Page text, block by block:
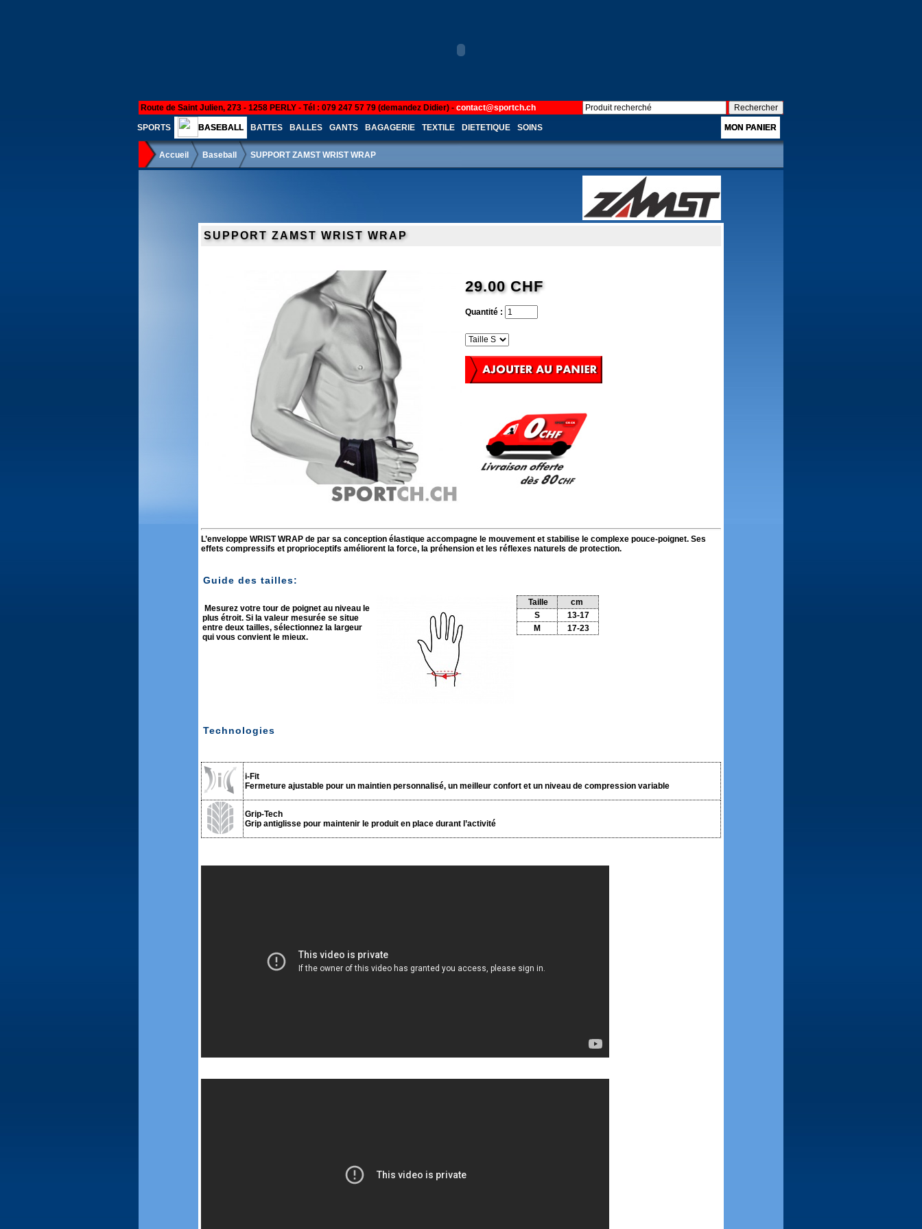
Route de Saint Julien, 273 - 1258 PERLY - Tél : 079 247 57 79 (demandez Didier) - contact@sportch.ch
SPORTS BASEBALL BATTES BALLES GANTS BAGAGERIE TEXTILE DIETETIQUE SOINS MON PANIER
Accueil Baseball SUPPORT ZAMST WRIST WRAP
SUPPORT ZAMST WRIST WRAP
29.00 CHF
Quantité :
L’enveloppe WRIST WRAP de par sa conception élastique accompagne le mouvement et stabilise le complexe pouce-poignet. Ses
effets compressifs et proprioceptifs améliorent la force, la préhension et les réflexes naturels de protection.
Guide des tailles:
Mesurez votre tour de poignet au niveau le
plus étroit. Si la valeur mesurée se situe
entre deux tailles, sélectionnez la largeur
qui vous convient le mieux.
Taille
cm
S
13-17
M
17-23
Technologies
i-Fit
Fermeture ajustable pour un maintien personnalisé, un meilleur confort et un niveau de compression variable
Grip-Tech
Grip antiglisse pour maintenir le produit en place durant l’activité